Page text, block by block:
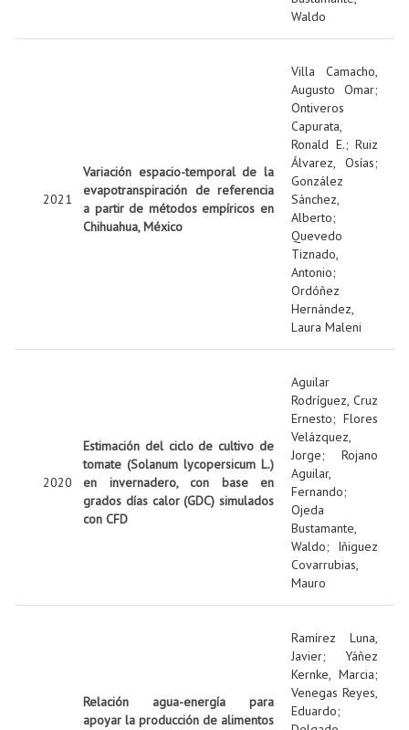
Waldo
2021
Variación espacio-temporal de la
evapotranspiración de referencia
a partir de métodos empíricos en
Chihuahua, México
Villa Camacho,
Augusto Omar;
Ontiveros
Capurata,
Ronald E.; Ruiz
Álvarez, Osías;
González
Sánchez,
Alberto;
Quevedo
Tiznado,
Antonio;
Ordóñez
Hernández,
Laura Maleni
2020
Estimación del ciclo de cultivo de
tomate (Solanum lycopersicum L.)
en invernadero, con base en
grados días calor (GDC) simulados
con CFD
Aguilar
Rodríguez, Cruz
Ernesto; Flores
Velázquez,
Jorge; Rojano
Aguilar,
Fernando;
Ojeda
Bustamante,
Waldo; Iñiguez
Covarrubias,
Mauro
Relación agua-energía para
apoyar la producción de alimentos
Ramírez Luna,
Javier; Yáñez
Kernke, Marcia;
Venegas Reyes,
Eduardo;